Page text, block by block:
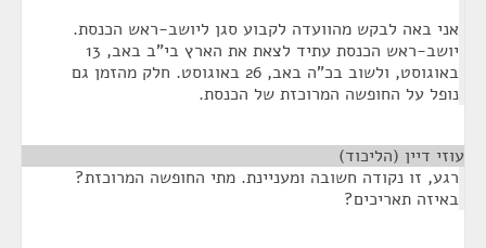
אני באה לבקש מהוועדה לקבוע סגן ליושב-ראש הכנסת.
יושב-ראש הכנסת עתיד לצאת את הארץ בי"ב באב, 13
באוגוסט, ולשוב בכ"ה באב, 26 באוגוסט. חלק מהזמן גם
נופל על החופשה המרוכזת של הכנסת.
עוזי דיין (הליכוד)
רגע, זו נקודה חשובה ומעניינת. מתי החופשה המרוכזת?
באיזה תאריכים?